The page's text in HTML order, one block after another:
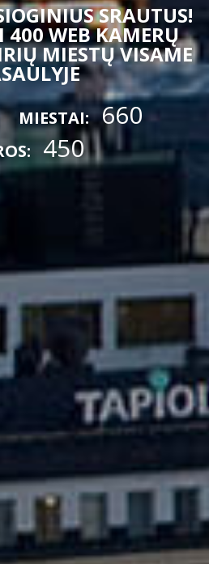
SRAUTUS!
400 WEB KAMERŲ
MIESTŲ VISAME
MIESTAI: 660
450